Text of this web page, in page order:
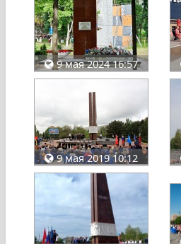
9 мая 2024 16:57
9 мая 2019 10:12